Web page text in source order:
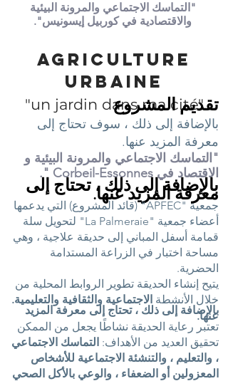
"التماسك الاجتماعي والمرونة البيئية
والاقتصادية في كوربيل إيسونيس".
Agriculture
Urbaine
"un jardin dans ma cité"
تقديم المشروع
بالإضافة إلى ذلك ، سوف تحتاج إلى
معرفة المزيد عنها.
"التماسك الاجتماعي والمرونة البيئية و
الاقتصاد في Corbeil-Essonnes ".
بالإضافة إلى ذلك ، تحتاج إلى
معرفة المزيد عنها.جمعية "APFEC" (قائد المشروع) التي يدعمها
أعضاء جمعية "La Palmeraie" لتحويل سلة
قمامة أسفل المباني إلى حديقة علاجية ، وهي
مساحة اختبار في الزراعة المستدامة
الحضرية.
يتيح إنشاء الحديقة تطوير الروابط المحلية من
خلال الأنشطة الاجتماعية والثقافية والتعليمية.
بالإضافة إلى ذلك ، تحتاج إلى معرفة المزيد
عنها.
تعتبر رعاية الحديقة نشاطًا يجعل من الممكن
تحقيق العديد من الأهداف: التماسك الاجتماعي
، والتعليم ، والتنشئة الاجتماعية للأشخاص
المعزولين أو الضعفاء ، والوعي بالأكل الصحي